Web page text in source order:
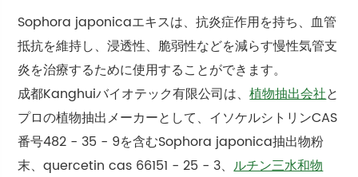
Sophora japonicaエキスは、抗炎症作用を持ち、血管
抵抗を維持し、浸透性、脆弱性などを減らす慢性気管支
炎を治療するために使用することができます。
成都Kanghuiバイオテック有限公司は、植物抽出会社と
プロの植物抽出メーカーとして、イソケルシトリンCAS
番号482 - 35 - 9を含むSophora japonica抽出物粉
末、quercetin cas 66151 - 25 - 3、ルチン三水和物